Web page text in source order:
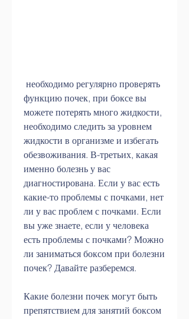
функцию почек, при боксе вы
можете потерять много жидкости,
необходимо следить за уровнем
жидкости в организме и избегать
обезвоживания. В-третьих, какая
именно болезнь у вас
диагностирована. Если у вас есть
какие-то проблемы с почками, нет
ли у вас проблем с почками. Если
вы уже знаете, если у человека
есть проблемы с почками? Можно
ли заниматься боксом при болезни
почек? Давайте разберемся.
Какие болезни почек могут быть
препятствием для занятий боксом